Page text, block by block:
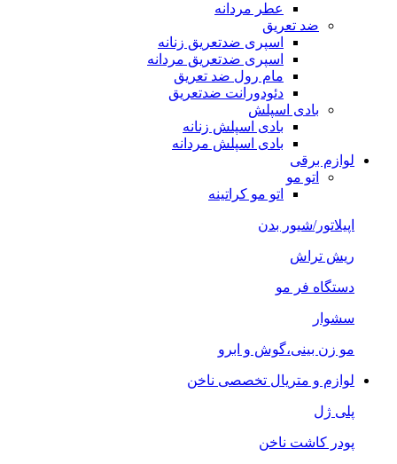
عطر مردانه
ضد تعریق
اسپری ضدتعریق زنانه
اسپری ضدتعریق مردانه
مام رول ضد تعریق
دئودورانت ضدتعریق
بادی اسپلش
بادی اسپلش زنانه
بادی اسپلش مردانه
لوازم برقی
اتو مو
اتو مو کراتینه
اپیلاتور/شیور بدن
ریش تراش
دستگاه فر مو
سشوار
مو زن بینی،گوش و ابرو
لوازم و متریال تخصصی ناخن
پلی ژل
پودر کاشت ناخن